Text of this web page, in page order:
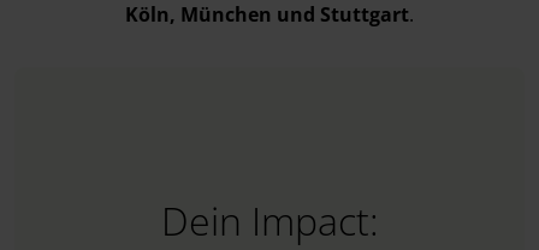
Köln, München und Stuttgart.
Dein Impact: